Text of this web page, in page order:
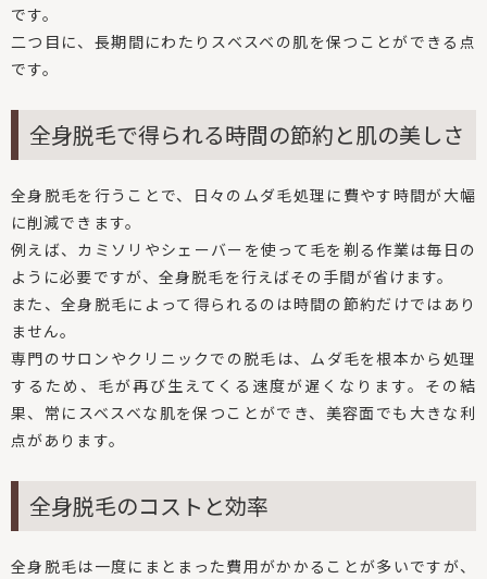
です。
二つ目に、長期間にわたりスベスベの肌を保つことができる点
です。
全身脱毛で得られる時間の節約と肌の美しさ
全身脱毛を行うことで、日々のムダ毛処理に費やす時間が大幅
に削減できます。
例えば、カミソリやシェーバーを使って毛を剃る作業は毎日の
ように必要ですが、全身脱毛を行えばその手間が省けます。
また、全身脱毛によって得られるのは時間の節約だけではあり
ません。
専門のサロンやクリニックでの脱毛は、ムダ毛を根本から処理
するため、毛が再び生えてくる速度が遅くなります。その結
果、常にスベスベな肌を保つことができ、美容面でも大きな利
点があります。
全身脱毛のコストと効率
全身脱毛は一度にまとまった費用がかかることが多いですが、